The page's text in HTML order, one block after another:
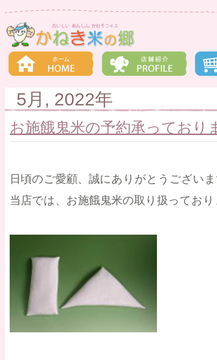
5月, 2022年
お施餓鬼米の予約承っており
日頃のご愛顧、誠にありがとうござい
当店では、お施餓鬼米の取り扱ってお